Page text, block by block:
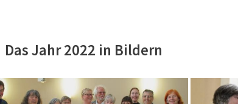
Das Jahr 2022 in Bildern